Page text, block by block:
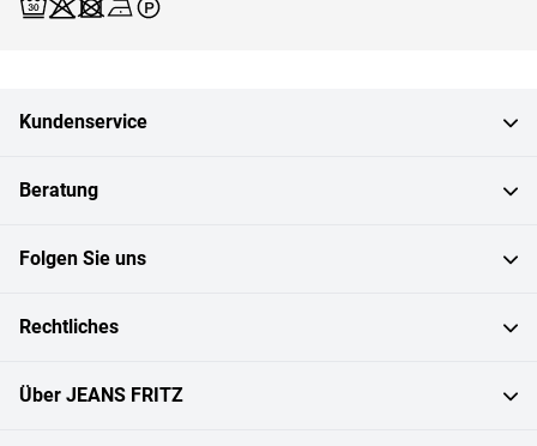
Kundenservice
Beratung
Folgen Sie uns
Rechtliches
Über JEANS FRITZ